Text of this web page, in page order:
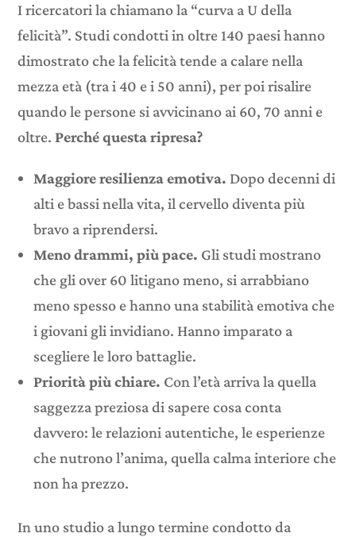
I ricercatori la chiamano la “curva a U della
felicità”. Studi condotti in oltre 140 paesi hanno
dimostrato che la felicità tende a calare nella
mezza età (tra i 40 e i 50 anni), per poi risalire
quando le persone si avvicinano ai 60, 70 anni e
oltre.Perché questa ripresa?
Maggiore resilienza emotiva. Dopo decenni di
alti e bassi nella vita, il cervello diventa più
bravo a riprendersi.
Meno drammi, più pace. Gli studi mostrano
che gli over 60 litigano meno, si arrabbiano
meno spesso e hanno una stabilità emotiva che
i giovani gli invidiano. Hanno imparato a
scegliere le loro battaglie.
Priorità più chiare. Con l’età arriva la quella
saggezza preziosa di sapere cosa conta
davvero: le relazioni autentiche, le esperienze
che nutrono l’anima, quella calma interiore che
non ha prezzo.
In uno studio a lungo termine condotto da